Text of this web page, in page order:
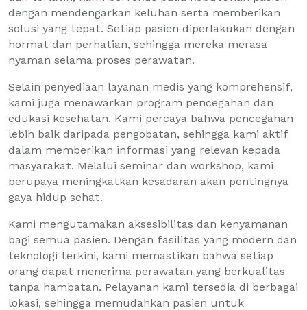
dengan mendengarkan keluhan serta memberikan
solusi yang tepat. Setiap pasien diperlakukan dengan
hormat dan perhatian, sehingga mereka merasa
nyaman selama proses perawatan.
Selain penyediaan layanan medis yang komprehensif,
kami juga menawarkan program pencegahan dan
edukasi kesehatan. Kami percaya bahwa pencegahan
lebih baik daripada pengobatan, sehingga kami aktif
dalam memberikan informasi yang relevan kepada
masyarakat. Melalui seminar dan workshop, kami
berupaya meningkatkan kesadaran akan pentingnya
gaya hidup sehat.
Kami mengutamakan aksesibilitas dan kenyamanan
bagi semua pasien. Dengan fasilitas yang modern dan
teknologi terkini, kami memastikan bahwa setiap
orang dapat menerima perawatan yang berkualitas
tanpa hambatan. Pelayanan kami tersedia di berbagai
lokasi, sehingga memudahkan pasien untuk